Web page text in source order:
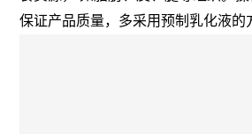
保证产品质量，多采用预制乳化液的